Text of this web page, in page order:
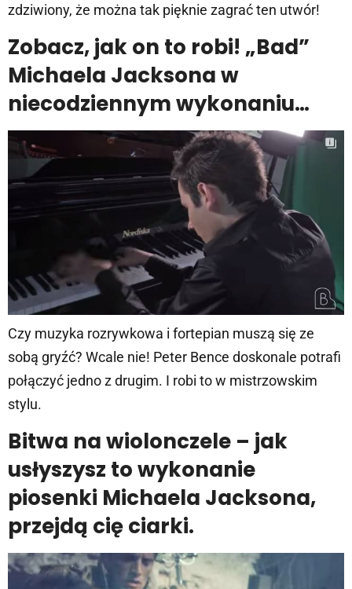
zdziwiony, że można tak pięknie zagrać ten utwór!
Zobacz, jak on to robi! „Bad”
Michaela Jacksona w
niecodziennym wykonaniu…
Czy muzyka rozrywkowa i fortepian muszą się ze
sobą gryźć? Wcale nie! Peter Bence doskonale potrafi
połączyć jedno z drugim. I robi to w mistrzowskim
stylu.
Bitwa na wiolonczele – jak
usłyszysz to wykonanie
piosenki Michaela Jacksona,
przejdą cię ciarki.